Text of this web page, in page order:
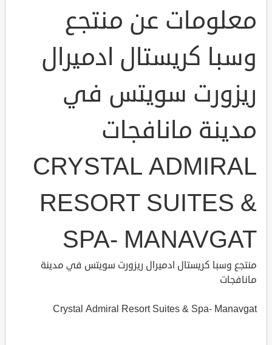
معلومات عن منتجع
وسبا كريستال ادميرال
ريزورت سويتس في
مدينة مانافجات
CRYSTAL ADMIRAL
RESORT SUITES &
SPA- MANAVGAT
منتجع وسبا كريستال ادميرال ريزورت سويتس في مدينة
مانافجات
Crystal Admiral Resort Suites & Spa- Manavgat